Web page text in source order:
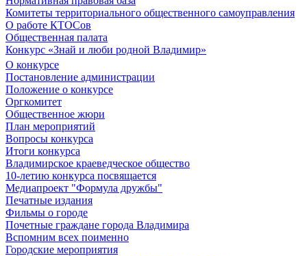
Комитеты территориального общественного самоуправления
О работе КТОСов
Общественная палата
Конкурс «Знай и люби родной Владимир»
О конкурсе
Постановление администрации
Положение о конкурсе
Оргкомитет
Общественное жюри
План мероприятий
Вопросы конкурса
Итоги конкурса
Владимирское краеведческое общество
10-летию конкурса посвящается
Медиапроект "Формула дружбы"
Печатные издания
Фильмы о городе
Почетные граждане города Владимира
Вспомним всех поименно
Городские мероприятия